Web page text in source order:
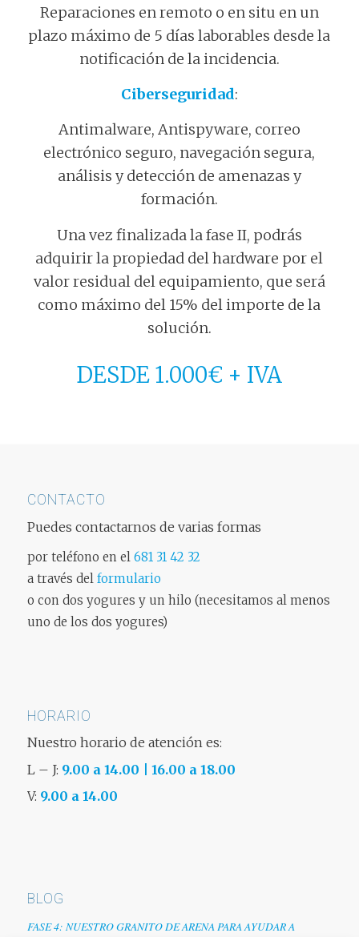
Reparaciones en remoto o en situ en un
plazo máximo de 5 días laborables desde la
notificación de la incidencia.
Ciberseguridad:
Antimalware, Antispyware, correo
electrónico seguro, navegación segura,
análisis y detección de amenazas y
formación.
Una vez finalizada la fase II, podrás
adquirir la propiedad del hardware por el
valor residual del equipamiento, que será
como máximo del 15% del importe de la
solución.
DESDE 1.000€ + IVA
CONTACTO
Puedes contactarnos de varias formas
por teléfono en el 681 31 42 32
a través del formulario
o con dos yogures y un hilo (necesitamos al menos
uno de los dos yogures)
HORARIO
Nuestro horario de atención es:
L – J: 9.00 a 14.00 | 16.00 a 18.00
V: 9.00 a 14.00
BLOG
FASE 4: NUESTRO GRANITO DE ARENA PARA AYUDAR A